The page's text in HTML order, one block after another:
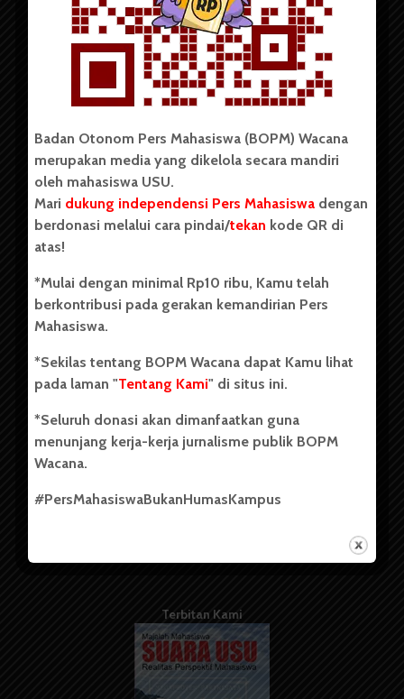
Copyright © 2023. All rights reserved BOPM WACANA.
Badan Otonom Pers Mahasiswa (BOPM) Wacana merupakan
pers mahasiswa yang berdiri di luar kampus dan dikelola
secara mandiri oleh mahasiswa Universitas Sumatera Utara
(USU). Sebelumnya BOPM Wacana merupakan salah satu
Unit Kegiatan Mahasiswa (UKM) di Universitas Sumatera
berdiri pada 1 Juli 1995.
Kontribusi
Info Iklan
Pedoman Media Siber
Kode Etik Jurnalistik
Terbitan Kami
Badan Otonom Pers Mahasiswa (BOPM) Wacana
merupakan media yang dikelola secara mandiri
oleh mahasiswa USU.
Mari dukung independensi Pers Mahasiswa dengan
berdonasi melalui cara pindai/tekan kode QR di
atas!
*Mulai dengan minimal Rp10 ribu, Kamu telah
berkontribusi pada gerakan kemandirian Pers
Mahasiswa.
*Sekilas tentang BOPM Wacana dapat Kamu lihat
pada laman "Tentang Kami" di situs ini.
*Seluruh donasi akan dimanfaatkan guna
menunjang kerja-kerja jurnalisme publik BOPM
Wacana.
#PersMahasiswaBukanHumasKampus